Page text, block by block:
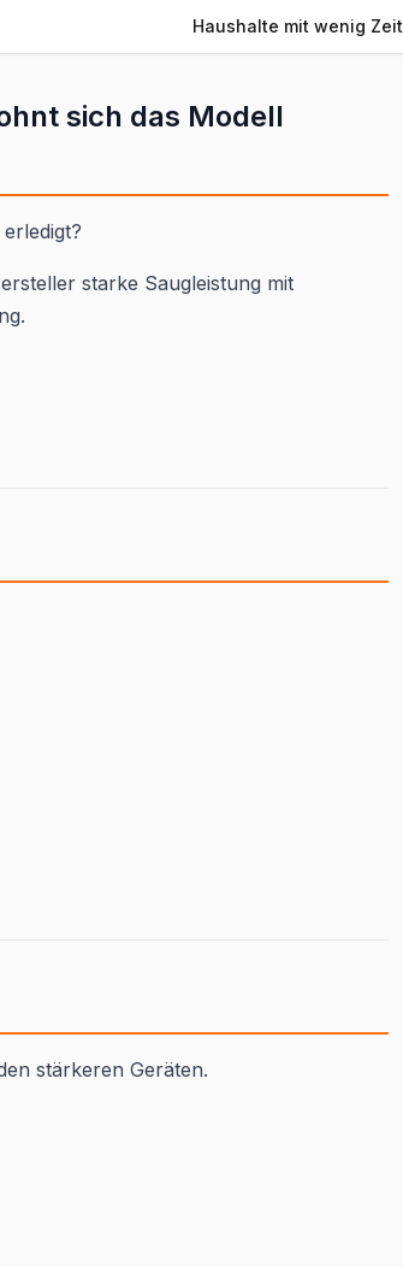
Haushalte mit wenig Zeit
sich das Modell
starke Saugleistung mit
stärkeren Geräten.